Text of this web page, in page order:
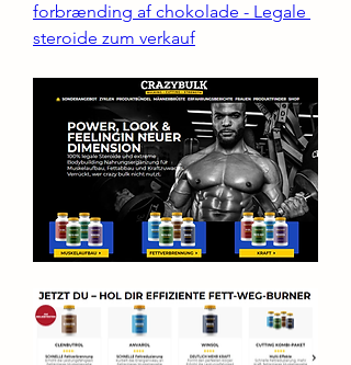
forbrænding af chokolade - Legale
steroide zum verkauf